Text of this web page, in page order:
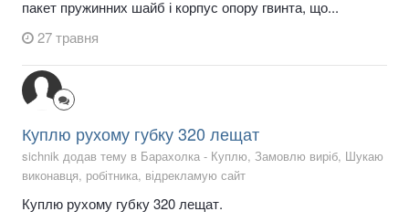
пакет пружинних шайб і корпус опору гвинта, що...
27 травня
Куплю рухому губку 320 лещат
sichnik додав тему в Барахолка - Куплю, Замовлю виріб, Шукаю
виконавця, робітника, відрекламую сайт
Куплю рухому губку 320 лещат.